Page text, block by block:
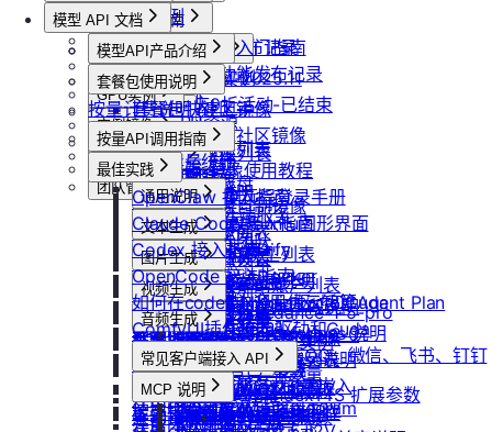
加入社群
会员等级
用户推荐
产品更新公告
GPU-新功能发布记录
模型API-新功能发布记录
活动及价格更新公告
双11夜间折扣-2025.11
2025国庆9折活动-已结束
功能概览
已上线卡型
可用区介绍
GPU操作指南
【新人必看】入门指南
镜像选择
创建实例
登录实例
本地数据上传
文件管理
制作私有镜像
调用公共模型库
防火墙及端口设置
配置外网加速
云硬盘扩容与挂载
云存储挂载
模型库挂载
自启动
手动安装监控
GPU抢占式实例
GPU抢占式实例
发布社区镜像
如何发布社区镜像
更新已发布的社区镜像
计费与回收
计费概览
计费方式说明
到期或欠费说明
续费管理
回收规则
GPU最佳实践
Isaac系列镜像使用教程
Windows实例远程登录手册
通过VNC搭建Ubuntu图形界面
ubuntu如何安装Dify
ubuntu如何安装Docker
Windows安装Nvidia驱动和Cuda
ubuntu安装Nvidia驱动和Cuda
使用LangBot快速部署QQ、微信、飞书、钉钉
机器人
使用Clawdbot连接Telegram
API接口范例
CLI&Skills
常见错误码
GPU实例
创建GPU资源
获取实例资源列表
启动实例
关闭实例
删除实例
重启实例
重装实例
重置实例密码
升降配实例
获取支持的可用区信息列表
查询网络加速服务状态
检查指定规格的资源可用性
实例镜像
获取自制镜像列表
创建自制镜像
删除算力平台自制镜像
获取社区镜像列表
获取平台镜像列表
查询镜像已共享的账户列表
获取镜像标签列表
查询他人共享给自己的镜像
查询已收藏的镜像列表
查询自己发布的社区镜像
查询指定用户的社区镜像
磁盘与云存储
创建并挂载云盘
删除云盘
卸载云盘
扩容云盘
挂载已有云盘
查询云盘扩容价格
挂载 US3 对象存储到实例
云存储文件上传和下载
团队管理
创建团队
邀请成员加入团队
删除团队
查询成员订单列表
查询成员订单数量
查询成员未支付订单
查询成员未支付订单数量
导出团队账单
获取团队详情
模型 API 文档
模型API产品介绍
模型API服务
套餐包使用说明
套餐包快速上手
套餐计费逻辑
套餐用量统计
客户端接入
OpenClaw 云端服务
按量计费说明
按量API调用指南
快速开始
通用说明
认证鉴权
错误码
文本生成
如何获取模型列表
模型协议支持说明
API支持与扩展字段说明
OpenAI-Completions 说明
OpenAI-Response说明
Embeddings 向量嵌入
Gemini 快速开始
图片生成
Nano Banana
Nano Banana Pro
Nano Banana 2
gpt-image-1
gpt-image-1.5
gpt-image-2
doubao-seedream
视频生成
doubao-seedance-1-5-pro
doubao-seedance-2-0
Vidu 系列
Vidu/文生视频
Vidu/图生视频
Wan-AI/Wan2.2-I2V
Wan-AI/Wan2.2-T2V
音频生成
IndexTTS
自定义音色
IndexTeam/IndexTTS 扩展参数
suno音乐生成
常见问题答疑
最佳实践
OpenClaw 接入指南
Claude Code 接入指南
Codex 接入指南
OpenCode 接入指南
如何在codex中调用优云智算Agent Plan
ComfyUI插件接入
常见客户端接入 API
Dify
RAGFlow
AnythingLLM
MCP 说明
MCP 简介